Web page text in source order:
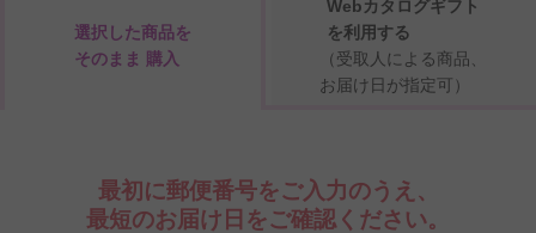
選択した商品を
そのまま 購入
Webカタログギフト
を利用する
（受取人による商品、
お届け日が指定可）
最初に郵便番号をご入力のうえ、
最短のお届け日をご確認ください。